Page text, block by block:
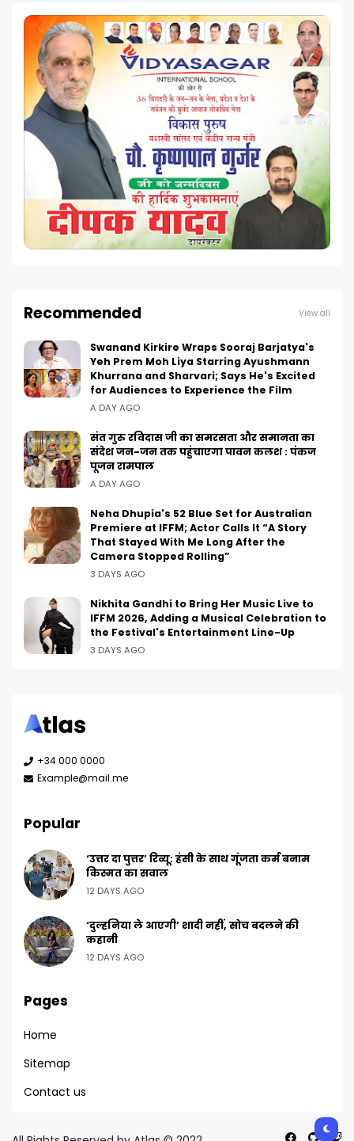
Recommended View all
Swanand Kirkire Wraps Sooraj Barjatya's
Yeh Prem Moh Liya Starring Ayushmann
Khurrana and Sharvari; Says He's Excited
for Audiences to Experience the Film
A DAY AGO
संत गुरु रविदास जी का समरसता और समानता का
संदेश जन-जन तक पहुंचाएगा पावन कलश : पंकज
पूजन रामपाल
A DAY AGO
Neha Dhupia's 52 Blue Set for Australian
Premiere at IFFM; Actor Calls It “A Story
That Stayed With Me Long After the
Camera Stopped Rolling”
3 DAYS AGO
Nikhita Gandhi to Bring Her Music Live to
IFFM 2026, Adding a Musical Celebration to
the Festival's Entertainment Line-Up
3 DAYS AGO
+34 000 0000
Example@mail.me
Popular
‘उत्तर दा पुत्तर’ रिव्यू: हंसी के साथ गूंजता कर्म बनाम
किस्मत का सवाल
12 DAYS AGO
‘दुल्हनिया ले आएगी’ शादी नहीं, सोच बदलने की
कहानी
12 DAYS AGO
Pages
Home
Sitemap
Contact us